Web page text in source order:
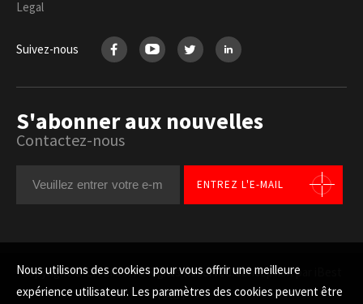
Legal
Suivez-nous
S'abonner aux nouvelles
Contactez-nous
ENTREZ L'E-MAIL
Copyright © LITEMAX All Rights Reserved.Conception par iBest
HAUT
Nous utilisons des cookies pour vous offrir une meilleure
expérience utilisateur. Les paramètres des cookies peuvent être